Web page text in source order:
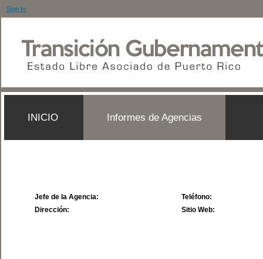
Sign In
INICIO Informes de Agencias
Jefe de la Agencia:
Dirección:
Teléfono:
Sitio Web: